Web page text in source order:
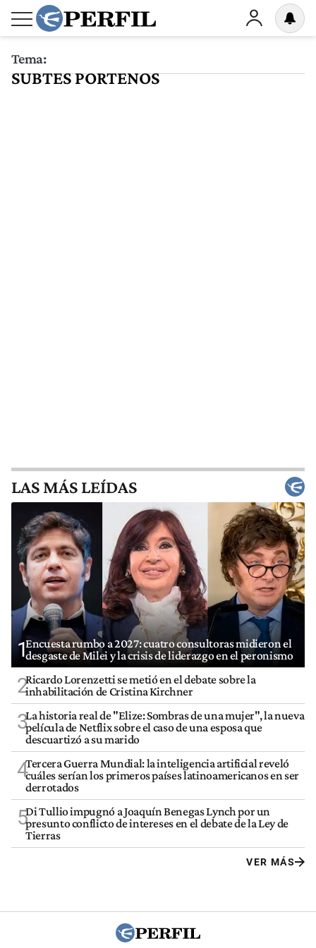
Tema:
SUBTES PORTENOS
LAS MÁS LEÍDAS
1Encuesta rumbo a 2027: cuatro consultoras midieron el
desgaste de Milei y la crisis de liderazgo en el peronismo
2Ricardo Lorenzetti se metió en el debate sobre la
inhabilitación de Cristina Kirchner
3La historia real de "Elize: Sombras de una mujer", la nueva
película de Netflix sobre el caso de una esposa que
descuartizó a su marido
4Tercera Guerra Mundial: la inteligencia artificial reveló
cuáles serían los primeros países latinoamericanos en ser
derrotados
5Di Tullio impugnó a Joaquín Benegas Lynch por un
presunto conflicto de intereses en el debate de la Ley de
Tierras
VER MÁS